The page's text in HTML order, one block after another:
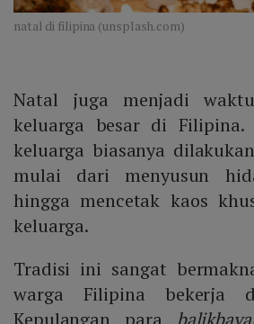
natal di filipina (unsplash.com)
Natal juga menjadi
keluarga besar di Filipina.
keluarga biasanya
mulai dari menyusun
hingga mencetak kaos
keluarga.
Tradisi ini sangat
warga Filipina bekerja